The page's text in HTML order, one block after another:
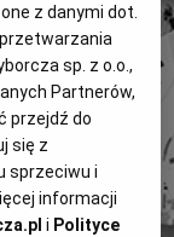
roku.
"Gazety
z danymi dot.
sp. z o.o.,
Partnerów,
przejdź do
się z
sprzeciwu i
informacji
i Polityce